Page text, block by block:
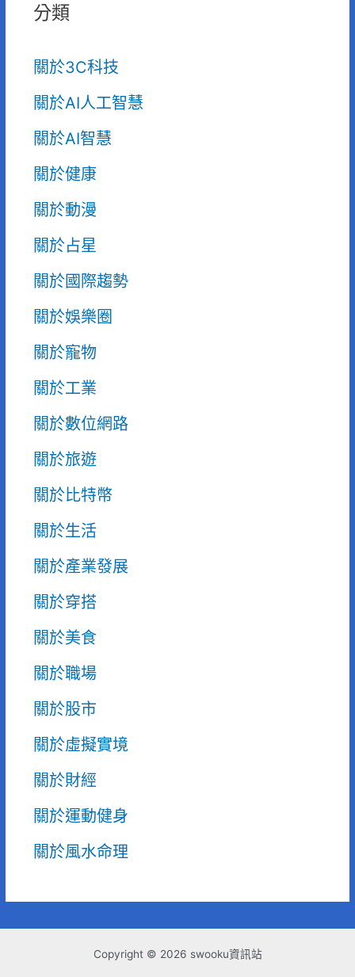
分類
關於3C科技
關於AI人工智慧
關於AI智慧
關於健康
關於動漫
關於占星
關於國際趨勢
關於娛樂圈
關於寵物
關於工業
關於數位網路
關於旅遊
關於比特幣
關於生活
關於產業發展
關於穿搭
關於美食
關於職場
關於股市
關於虛擬實境
關於財經
關於運動健身
關於風水命理
Copyright © 2026 swooku資訊站